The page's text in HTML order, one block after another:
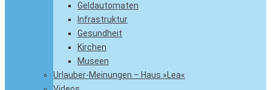
Geldautomaten
Infrastruktur
Gesundheit
Kirchen
Museen
Urlauber-Meinungen – Haus »Lea«